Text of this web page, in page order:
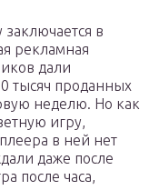
в
рекламная
дали
тысяч проданных
неделю. Но как
игру,
в ней нет
даже после
после часа,